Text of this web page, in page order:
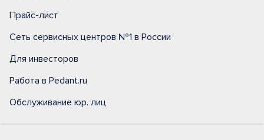
Прайс-лист
Сеть сервисных центров №1 в России
Для инвесторов
Работа в Pedant.ru
Обслуживание юр. лиц